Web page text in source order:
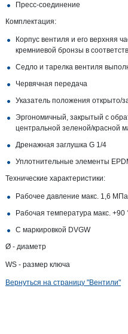
Пресс-соединение
Комплектация:
Корпус вентиля и его верхняя
кремниевой бронзы в
Седло и тарелка вентиля
Червячная передача
Указатель положения открыто/
Эргономичный, закрытый с
центральной зеленой/красной
Дренажная заглушка G 1/4
Уплотнительные элементы
Технические характеристики:
Рабочее давление макс. 1,6
Рабочая температура макс. +90
С маркировкой DVGW
Ø - диаметр
WS - размер ключа
Вернуться на страницу "Вентили"